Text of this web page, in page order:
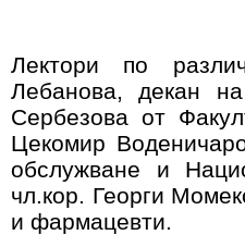
Лектори по
Лебанова, декан
Сербезова от
Цекомир
обслужване и
чл.кор. Георги
и фармацевти.